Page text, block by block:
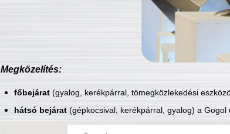
Megközelítés:
főbejárat(gyalog, kerékpárral, tömegközlekedési
hátsó bejárat(gépkocsival, kerékpárral, gyalog) a Gogol